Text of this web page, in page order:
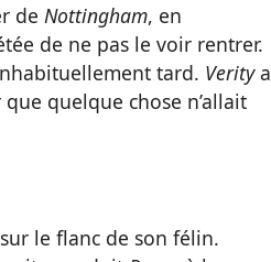
de Nottingham, en
de ne pas le voir rentrer.
tard. Veritya
quelque chose n’allait
le flanc de son félin.